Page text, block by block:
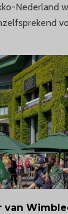
Nederland
van